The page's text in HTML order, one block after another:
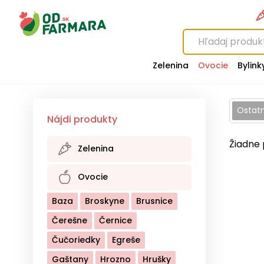
Zelenina Ovocie
Nájdi produkty
Zelenina
Baklažán
Brokolica
Cesnak
Cibuľa
Cuketa
Cvikla
Hríby
Kaleráb
Kapusta Biela
Kapusta Červená
Ovocie
Baza Broskyne
Brusnice
Čerešne
Černice
Čučoriedky
Egreše
Gaštany
Hrozno
Hrušky
Žiadne